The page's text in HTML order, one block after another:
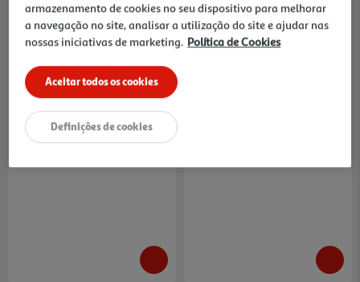
5.0 (10)
Coentros Auchan Picados 150g
11.27 €/Kg
armazenamento de cookies no seu dispositivo para melhorar
a navegação no site, analisar a utilização do site e ajudar nas
nossas iniciativas de marketing. Política de Cookies
Aceitar todos os cookies
Definições de cookies